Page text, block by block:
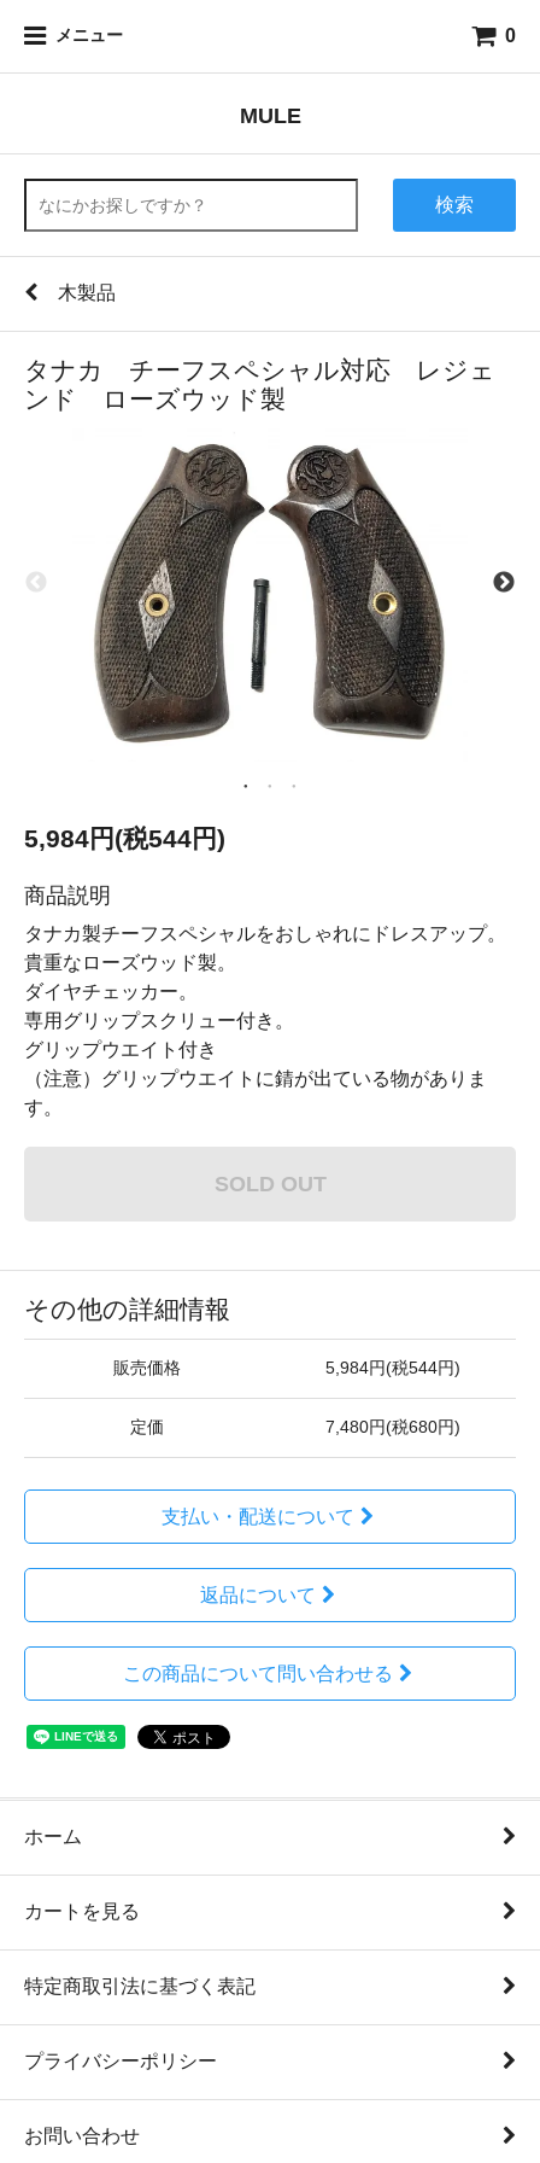
メニュー 0
MULE
検索
木製品
タナカ チーフスペシャル対応 レジェ
ンド ローズウッド製
5,984円(税544円)
商品説明
タナカ製チーフスペシャルをおしゃれにドレスアップ。
貴重なローズウッド製。
ダイヤチェッカー。
専用グリップスクリュー付き。
グリップウエイト付き
（注意）グリップウエイトに錆が出ている物がありま
す。
SOLD OUT
その他の詳細情報
販売価格 5,984円(税544円)
定価 7,480円(税680円)
支払い・配送について
返品について
この商品について問い合わせる
ホーム
カートを見る
特定商取引法に基づく表記
プライバシーポリシー
お問い合わせ